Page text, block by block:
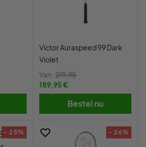
Victor Auraspeed 99 Dark
Violet
Van: 219,95
189,95 €
Bestel nu
- 25% - 26%